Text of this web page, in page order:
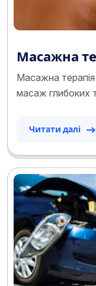
Масажна
Масажна терапія
масаж глибоких
Читати далі